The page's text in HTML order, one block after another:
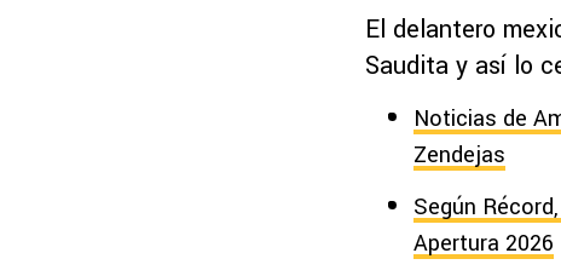
El delantero
Saudita y así lo
Noticias de
Zendejas
Según
Apertura 2026